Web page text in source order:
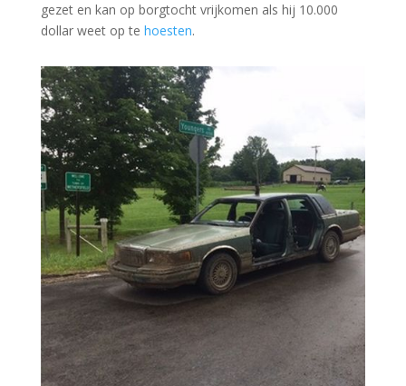
gezet en kan op borgtocht vrijkomen als hij 10.000
dollar weet op te hoesten.